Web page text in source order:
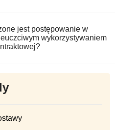
jest postępowanie w
wykorzystywaniem